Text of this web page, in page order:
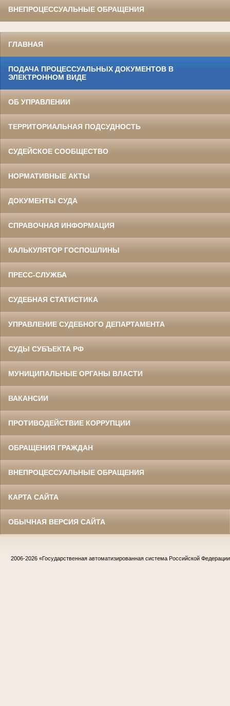
ВНЕПРОЦЕССУАЛЬНЫЕ ОБРАЩЕНИЯ
ГЛАВНАЯ
ПОДАЧА ПРОЦЕССУАЛЬНЫХ ДОКУМЕНТОВ В
ЭЛЕКТРОННОМ ВИДЕ
ОБ УПРАВЛЕНИИ
ТЕРРИТОРИАЛЬНАЯ ПОДСУДНОСТЬ
СУДЕЙСКОЕ СООБЩЕСТВО
НОРМАТИВНЫЕ АКТЫ
ДОКУМЕНТЫ СУДА
СПРАВОЧНАЯ ИНФОРМАЦИЯ
КАЛЬКУЛЯТОР ГОСПОШЛИНЫ
ПРЕСС-СЛУЖБА
СУДЕБНАЯ СТАТИСТИКА
УПРАВЛЕНИЕ СУДЕБНОГО ДЕПАРТАМЕНТА
СУДЫ СУБЪЕКТА РФ
МУНИЦИПАЛЬНЫЕ ОРГАНЫ ВЛАСТИ
ВАКАНСИИ
ПРОТИВОДЕЙСТВИЕ КОРРУПЦИИ
ОБРАЩЕНИЯ ГРАЖДАН
ВНЕПРОЦЕССУАЛЬНЫЕ ОБРАЩЕНИЯ
КАРТА САЙТА
ОБЫЧНАЯ ВЕРСИЯ САЙТА
2006-2026 «Государственная автоматизированная система Российской